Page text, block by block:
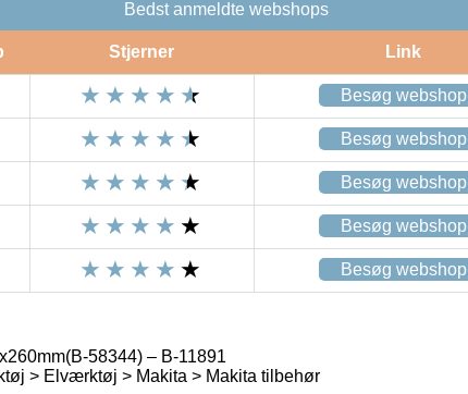
Bedst anmeldte webshops
Stjerner Link
Besøg webshop
Besøg webshop
Besøg webshop
Besøg webshop
Besøg webshop
58344) – B-11891
> Elværktøj > Makita > Makita tilbehør